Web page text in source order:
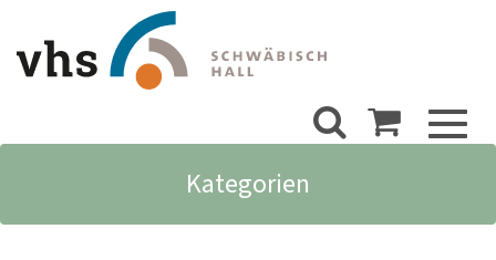
Kategorien